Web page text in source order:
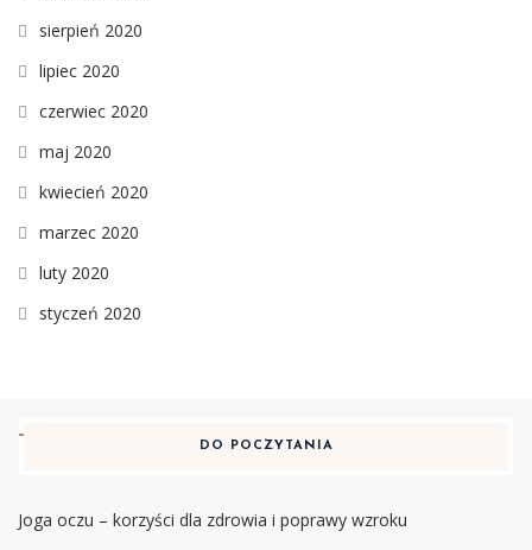
sierpień 2020
lipiec 2020
czerwiec 2020
maj 2020
kwiecień 2020
marzec 2020
luty 2020
styczeń 2020
DO POCZYTANIA
Joga oczu – korzyści dla zdrowia i poprawy wzroku